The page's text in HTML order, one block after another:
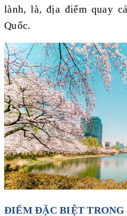
lành, là, địa điểm quay
Quốc.
ĐIỂM ĐẶC BIỆT TRONG